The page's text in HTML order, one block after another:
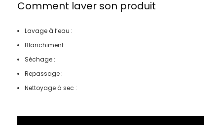
Comment laver son produit
Lavage à l’eau :
Blanchiment :
Séchage :
Repassage :
Nettoyage à sec :